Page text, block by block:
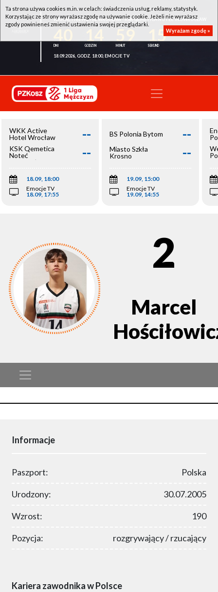
WKK ACTIVE HOTEL WROCŁAW - KSK QEMETICA NOTEĆ INOWROCŁAW
14
18.09.2026, GODZ. 18:00, EMOCJE TV
WKK Active
Hotel Wrocław
--
KSK Qemetica
Noteć
Inowrocław
--
18.09, 18:00
Emocje TV
18.09, 17:55
BS Polonia Bytom --
Miasto Szkła
Krosno
--
19.09, 15:00
Emocje TV
19.09, 14:55
2
Marcel
Informacje
Paszport: Polska
Urodzony: 30.07.2005
Wzrost: 190
Pozycja: rozgrywający / rzucający
Kariera zawodnika w Polsce
Ta strona używa cookies m.in. w celach: świadczenia usług, reklamy, statystyk.
Korzystając ze strony wyrażasz zgodę na używanie cookie. Jeżeli nie wyrażasz
zgody powinieneś zmienić ustawienia swojej przeglądarki.
Wyrażam zgodę »